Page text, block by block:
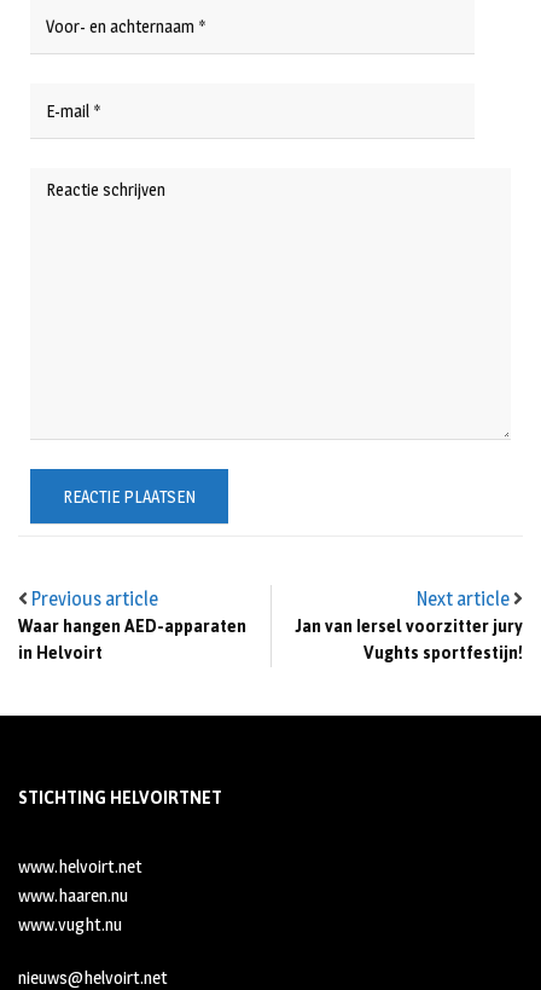
Previous article
Waar hangen AED-apparaten
in Helvoirt
Next article
Jan van Iersel voorzitter jury
Vughts sportfestijn!
STICHTING HELVOIRTNET
www.helvoirt.net
www.haaren.nu
www.vught.nu
nieuws@helvoirt.net